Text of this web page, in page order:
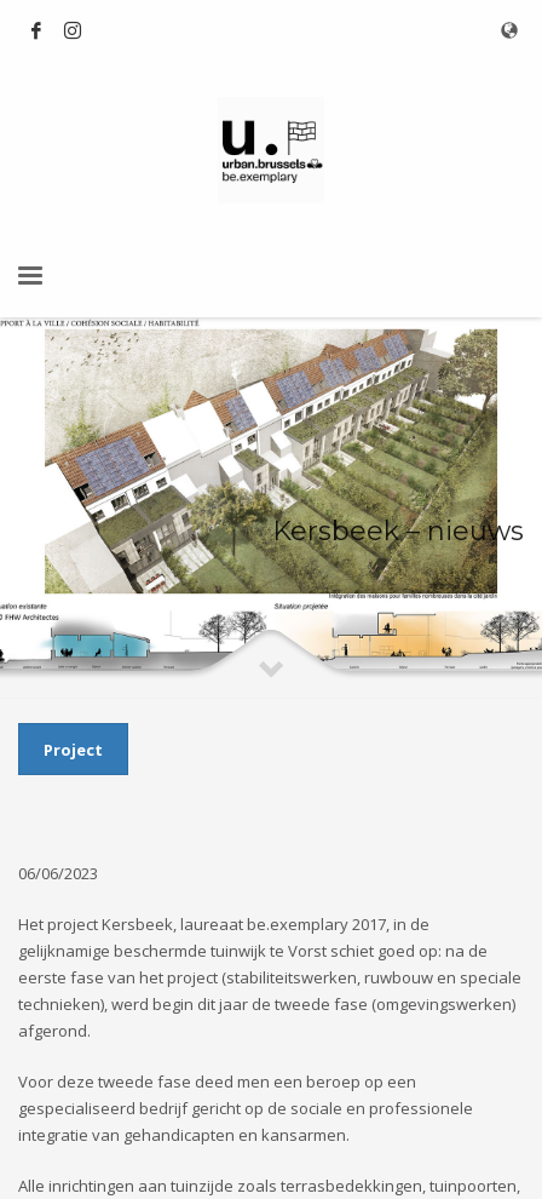
Kersbeek – nieuws
Project
06/06/2023
Het project Kersbeek, laureaat be.exemplary 2017, in de
gelijknamige beschermde tuinwijk te Vorst schiet goed op: na de
eerste fase van het project (stabiliteitswerken, ruwbouw en speciale
technieken), werd begin dit jaar de tweede fase (omgevingswerken)
afgerond.
Voor deze tweede fase deed men een beroep op een
gespecialiseerd bedrijf gericht op de sociale en professionele
integratie van gehandicapten en kansarmen.
Alle inrichtingen aan tuinzijde zoals terrasbedekkingen, tuinpoorten,